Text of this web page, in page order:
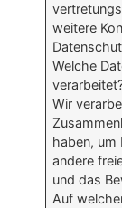
weitere
Welche
Wir
haben, um
andere
und das
Auf